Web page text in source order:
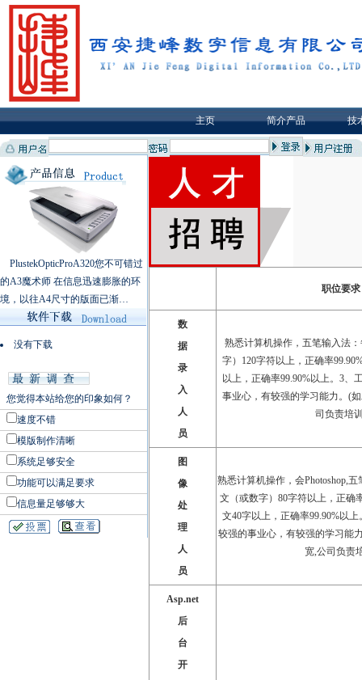
主页 简介产品 技
PlustekOpticProA320您不可错过
的A3魔术师 在信息迅速膨胀的环
境，以往A4尺寸的版面已渐…
没有下载
您觉得本站给您的印象如何？
速度不错
模版制作清晰
系统足够安全
功能可以满足要求
信息量足够够大
职位要求
数
据
录
入
人
员
熟悉计算机操作，五笔输入法
字）120字符以上，正确率
以上，正确率99.90%以上。3、
事业心，有较强的学习能力。(
司负责培
图
像
处
理
人
员
熟悉计算机操作，会Photoshop,
文（或数字）80字符以上，正确
文40字以上，正确率99.90%以
较强的事业心，有较强的学习能
宽,公司负责
Asp.net
后
台
开